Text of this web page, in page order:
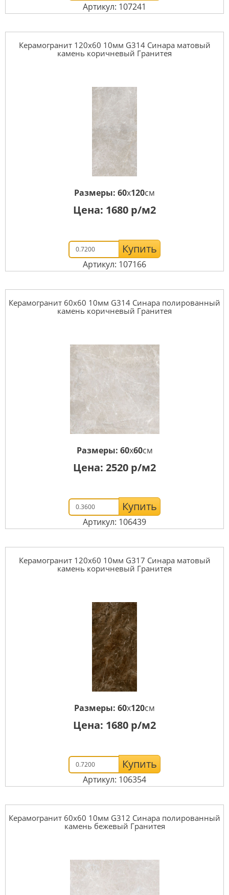
Артикул: 107241
Керамогранит 120x60 10мм G314 Синара матовый
камень коричневый Гранитея
Размеры: 60x120см
Цена: 1680 р/м2
Купить
Артикул: 107166
Керамогранит 60x60 10мм G314 Синара полированный
камень коричневый Гранитея
Размеры: 60x60см
Цена: 2520 р/м2
Купить
Артикул: 106439
Керамогранит 120x60 10мм G317 Синара матовый
камень коричневый Гранитея
Размеры: 60x120см
Цена: 1680 р/м2
Купить
Артикул: 106354
Керамогранит 60x60 10мм G312 Синара полированный
камень бежевый Гранитея